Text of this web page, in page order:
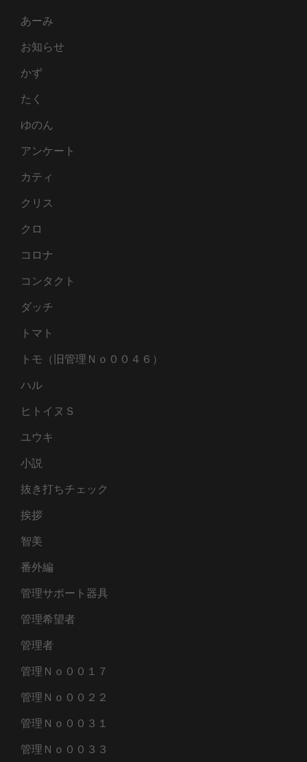
あーみ
お知らせ
かず
たく
ゆのん
アンケート
カティ
クリス
クロ
コロナ
コンタクト
ダッチ
トマト
トモ（旧管理Ｎｏ００４６）
ハル
ヒトイヌＳ
ユウキ
小説
抜き打ちチェック
挨拶
智美
番外編
管理サポート器具
管理希望者
管理者
管理Ｎｏ００１７
管理Ｎｏ００２２
管理Ｎｏ００３１
管理Ｎｏ００３３